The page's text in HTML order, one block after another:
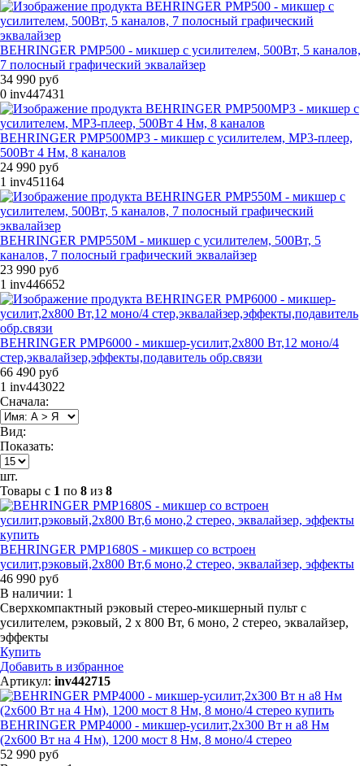
BEHRINGER PMP500 - микшер с усилителем, 500Вт, 5 каналов,
7 полосный графический эквалайзер
34 990 руб
0 inv447431
BEHRINGER PMP500MP3 - микшер с усилителем, MP3-плеер,
500Вт 4 Нм, 8 каналов
24 990 руб
1 inv451164
BEHRINGER PMP550M - микшер с усилителем, 500Вт, 5
каналов, 7 полосный графический эквалайзер
23 990 руб
1 inv446652
BEHRINGER PMP6000 - микшер-усилит,2х800 Вт,12 моно/4
стер,эквалайзер,эффекты,подавитель обр.связи
66 490 руб
1 inv443022
Сначала:
Вид:
Показать:
шт.
Товары с 1 по 8 из 8
BEHRINGER PMP1680S - микшер со встроен
усилит,рэковый,2х800 Вт,6 моно,2 стерео, эквалайзер, эффекты
46 990 руб
В наличии: 1
Сверхкомпактный рэковый стерео-микшерный пульт с
усилителем, рэковый, 2 х 800 Вт, 6 моно, 2 стерео, эквалайзер,
эффекты
Купить
Добавить в избранное
Артикул: inv442715
BEHRINGER PMP4000 - микшер-усилит,2x300 Вт н а8 Нм
(2x600 Вт на 4 Нм), 1200 мост 8 Нм, 8 моно/4 стерео
52 990 руб